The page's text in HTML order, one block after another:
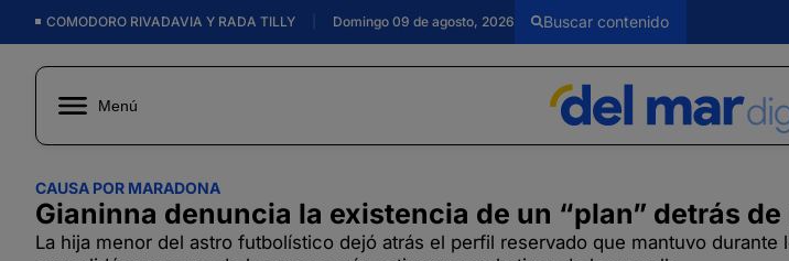
COMODORO RIVADAVIA Y RADA TILLY Domingo 09 de agosto, 2026
Menú
CAUSA POR MARADONA
Gianinna denuncia la existencia de un “plan” detrás
La hija menor del astro futbolístico dejó atrás el perfil reservado que mantuvo